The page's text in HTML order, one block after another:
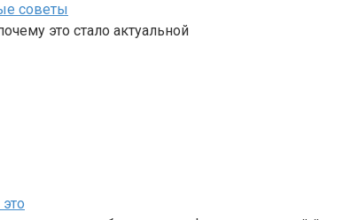
советы
это стало актуальной